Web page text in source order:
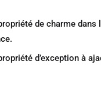
de charme dans
d’exception à